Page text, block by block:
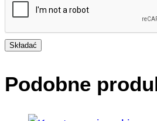
Składać
Podobne